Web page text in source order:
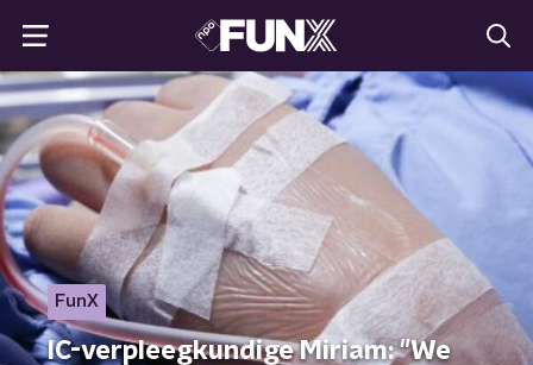
FunX
IC-verpleegkundige Miriam: "We